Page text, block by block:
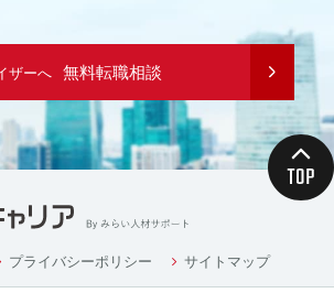
ザーへ 無料転職相談
プライバシーポリシー サイトマップ